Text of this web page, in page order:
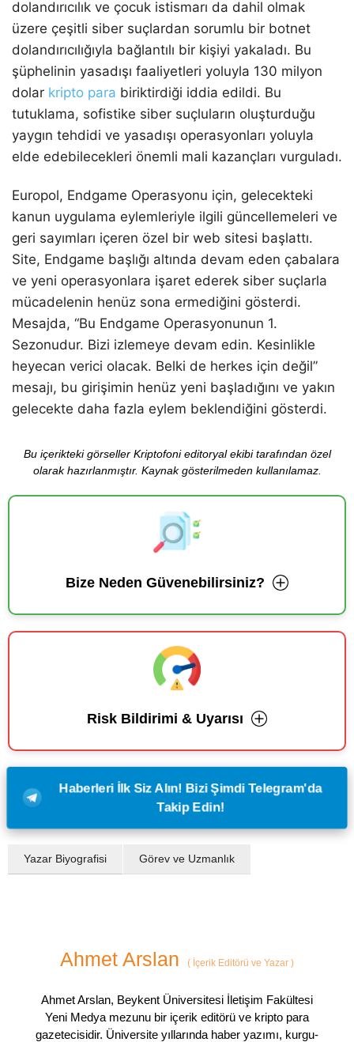
dolandırıcılık ve çocuk istismarı da dahil olmak
üzere çeşitli siber suçlardan sorumlu bir botnet
dolandırıcılığıyla bağlantılı bir kişiyi yakaladı. Bu
şüphelinin yasadışı faaliyetleri yoluyla 130 milyon
dolar kripto para biriktirdiği iddia edildi. Bu
tutuklama, sofistike siber suçluların oluşturduğu
yaygın tehdidi ve yasadışı operasyonları yoluyla
elde edebilecekleri önemli mali kazançları vurguladı.
Europol, Endgame Operasyonu için, gelecekteki
kanun uygulama eylemleriyle ilgili güncellemeleri ve
geri sayımları içeren özel bir web sitesi başlattı.
Site, Endgame başlığı altında devam eden çabalara
ve yeni operasyonlara işaret ederek siber suçlarla
mücadelenin henüz sona ermediğini gösterdi.
Mesajda, “Bu Endgame Operasyonunun 1.
Sezonudur. Bizi izlemeye devam edin. Kesinlikle
heyecan verici olacak. Belki de herkes için değil”
mesajı, bu girişimin henüz yeni başladığını ve yakın
gelecekte daha fazla eylem beklendiğini gösterdi.
Bu içerikteki görseller Kriptofoni editoryal ekibi tarafından özel
olarak hazırlanmıştır. Kaynak gösterilmeden kullanılamaz.
Bize Neden Güvenebilirsiniz?
Risk Bildirimi & Uyarısı
Haberleri İlk Siz Alın! Bizi Şimdi Telegram'da
Takip Edin!
Yazar Biyografisi Görev ve Uzmanlık
Ahmet Arslan ( İçerik Editörü ve Yazar )
Ahmet Arslan, Beykent Üniversitesi İletişim Fakültesi
Yeni Medya mezunu bir içerik editörü ve kripto para
gazetecisidir. Üniversite yıllarında haber yazımı, kurgu-